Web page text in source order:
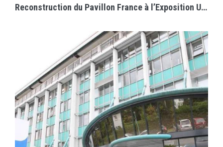
Reconstruction du Pavillon France à l’Exposition Universelle DUBAI 2020 / CNES CST